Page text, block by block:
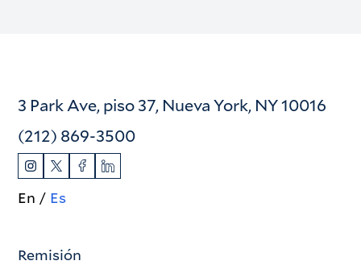
3 Park Ave, piso 37, Nueva York, NY 10016
(212) 869-3500
En Es
Remisión